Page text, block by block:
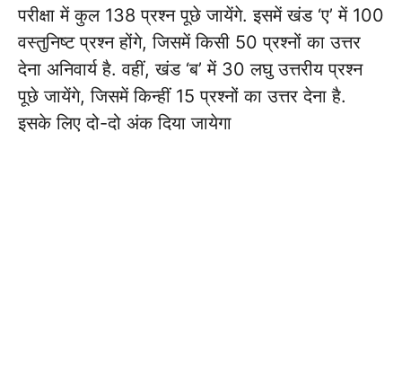
परीक्षा में कुल 138 प्रश्न पूछे जायेंगे. इसमें खंड ‘ए’ में 100
वस्तुनिष्ट प्रश्न होंगे, जिसमें किसी 50 प्रश्नों का उत्तर
देना अनिवार्य है. वहीं, खंड ‘ब’ में 30 लघु उत्तरीय प्रश्न
पूछे जायेंगे, जिसमें किन्हीं 15 प्रश्नों का उत्तर देना है.
इसके लिए दो-दो अंक दिया जायेगा